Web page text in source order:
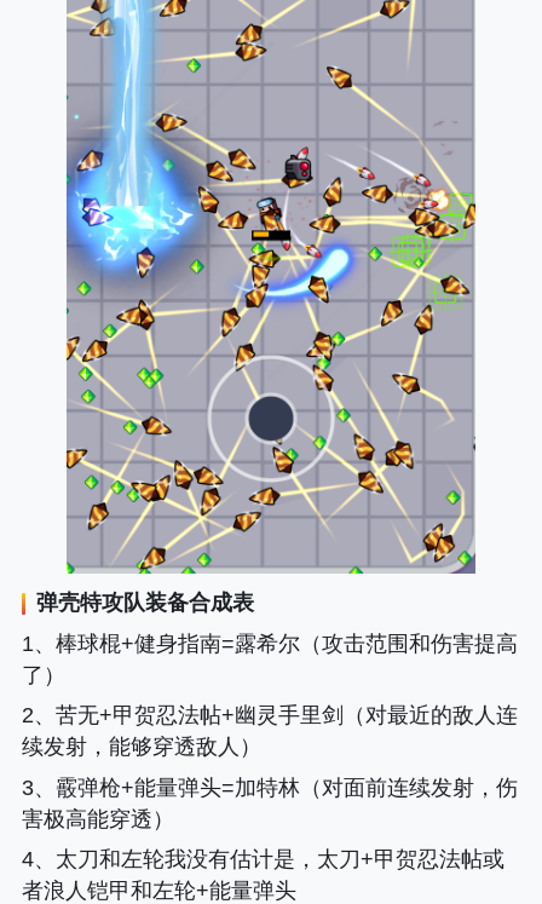
弹壳特攻队装备合成表
1、棒球棍+健身指南=露希尔（攻击范围和伤害提高
了）
2、苦无+甲贺忍法帖+幽灵手里剑（对最近的敌人连
续发射，能够穿透敌人）
3、霰弹枪+能量弹头=加特林（对面前连续发射，伤
害极高能穿透）
4、太刀和左轮我没有估计是，太刀+甲贺忍法帖或
者浪人铠甲和左轮+能量弹头